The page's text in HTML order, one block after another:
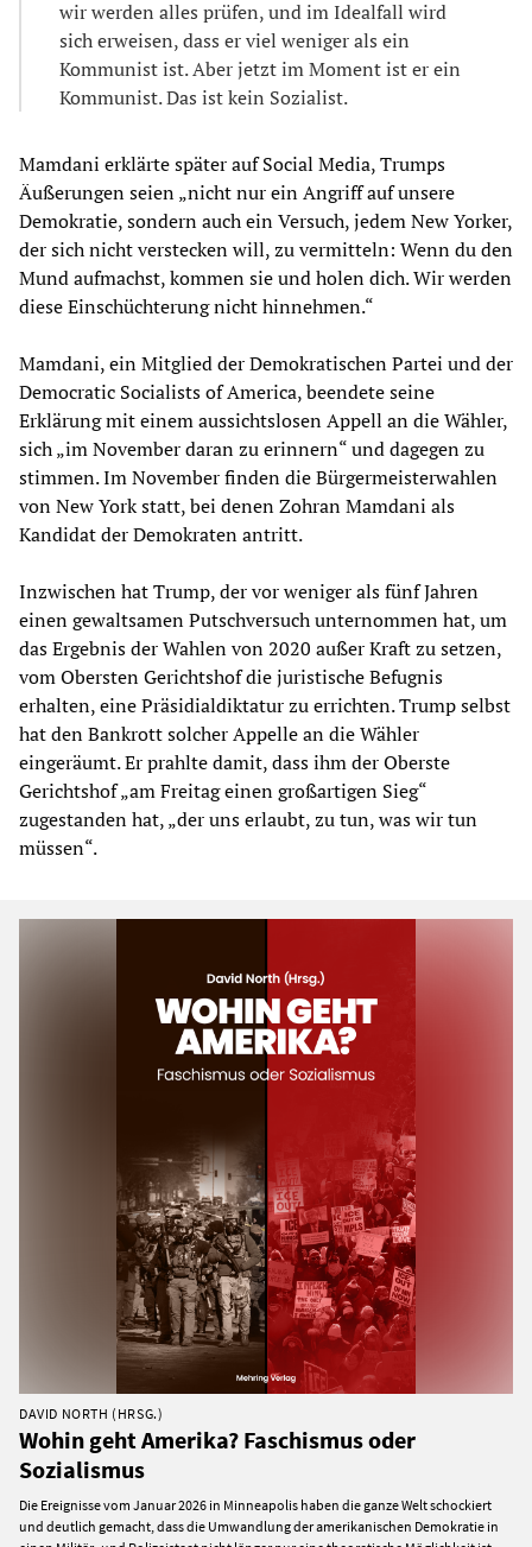
wir werden alles prüfen, und im Idealfall wird
sich erweisen, dass er viel weniger als ein
Kommunist ist. Aber jetzt im Moment ist er ein
Kommunist. Das ist kein Sozialist.
Mamdani erklärte später auf Social Media, Trumps
Äußerungen seien „nicht nur ein Angriff auf unsere
Demokratie, sondern auch ein Versuch, jedem New Yorker,
der sich nicht verstecken will, zu vermitteln: Wenn du den
Mund aufmachst, kommen sie und holen dich. Wir werden
diese Einschüchterung nicht hinnehmen.“
Mamdani, ein Mitglied der Demokratischen Partei und der
Democratic Socialists of America, beendete seine
Erklärung mit einem aussichtslosen Appell an die Wähler,
sich „im November daran zu erinnern“ und dagegen zu
stimmen. Im November finden die Bürgermeisterwahlen
von New York statt, bei denen Zohran Mamdani als
Kandidat der Demokraten antritt.
Inzwischen hat Trump, der vor weniger als fünf Jahren
einen gewaltsamen Putschversuch unternommen hat, um
das Ergebnis der Wahlen von 2020 außer Kraft zu setzen,
vom Obersten Gerichtshof die juristische Befugnis
erhalten, eine Präsidialdiktatur zu errichten. Trump selbst
hat den Bankrott solcher Appelle an die Wähler
eingeräumt. Er prahlte damit, dass ihm der Oberste
Gerichtshof „am Freitag einen großartigen Sieg“
zugestanden hat, „der uns erlaubt, zu tun, was wir tun
müssen“.
DAVID NORTH (HRSG.)
Wohin geht Amerika? Faschismus oder
Sozialismus
Die Ereignisse vom Januar 2026 in Minneapolis haben die ganze Welt schockiert
und deutlich gemacht, dass die Umwandlung der amerikanischen Demokratie in